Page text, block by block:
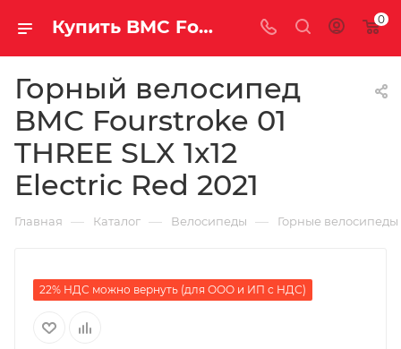
Купить BMC Fourstroke 01 THREE SLX 1x12 Electric Red 2021 за рублей, а со скидкой 0
Горный велосипед
BMC Fourstroke 01
THREE SLX 1x12
Electric Red 2021
Главная — Каталог — Велосипеды — Горные велосипеды
22% НДС можно вернуть (для ООО и ИП с НДС)